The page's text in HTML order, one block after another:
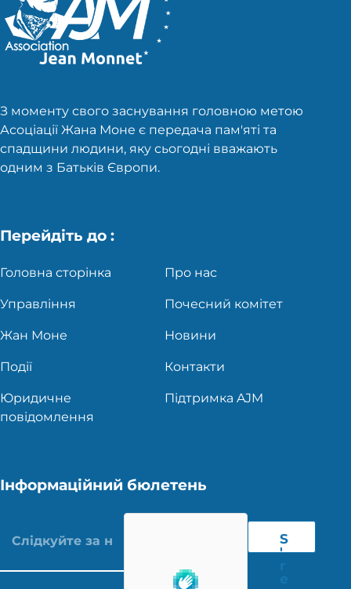
З моменту свого заснування головною метою
Асоціації Жана Моне є передача пам'яті та
спадщини людини, яку сьогодні вважають
одним з Батьків Європи.
Перейдіть до :
Головна сторінка Про нас
Управління Почесний комітет
Жан Моне Новини
Події Контакти
Юридичне
повідомлення
Підтримка AJM
Інформаційний бюлетень
S
'